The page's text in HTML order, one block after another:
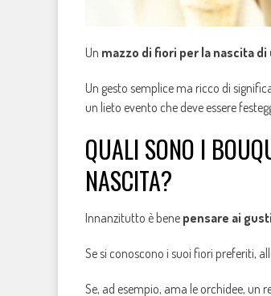
Un mazzo di fiori per la nascita
Un gesto semplice ma ricco di
un lieto evento che deve essere
QUALI SONO I
NASCITA?
Innanzitutto è bene pensare ai
Se si conoscono i suoi fiori preferiti,
Se, ad esempio, ama le orchidee,